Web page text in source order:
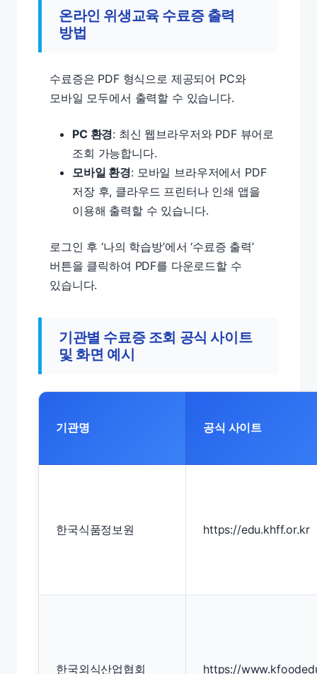
온라인 위생교육 수료증 출력
방법
수료증은 PDF 형식으로 제공되어 PC와
모바일 모두에서 출력할 수 있습니다.
PC 환경: 최신 웹브라우저와 PDF 뷰어로
조회 가능합니다.
모바일 환경: 모바일 브라우저에서 PDF
저장 후, 클라우드 프린터나 인쇄 앱을
이용해 출력할 수 있습니다.
로그인 후 ‘나의 학습방’에서 ‘수료증 출력’
버튼을 클릭하여 PDF를 다운로드할 수
있습니다.
기관별 수료증 조회 공식 사이트
및 화면 예시
기관명 공식 사이트
한국식품정보원 https://edu.khff.or.kr
한국외식산업협회 https://